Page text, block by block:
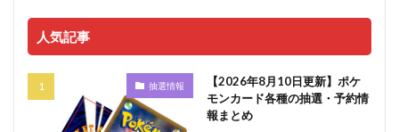
人気記事
抽選情報
【2026年8月10日更新】ポケ
モンカード各種の抽選・予約情
報まとめ